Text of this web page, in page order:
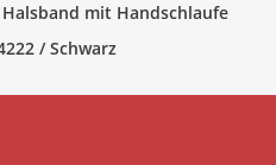
mit Handschlaufe
/ Schwarz